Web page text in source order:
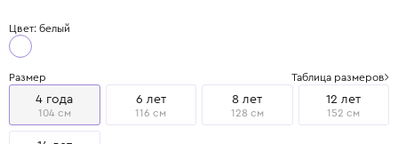
Цвет: белый
Размер Таблица размеров
4 года
104 см
6 лет
116 см
8 лет
128 см
12 лет
152 см